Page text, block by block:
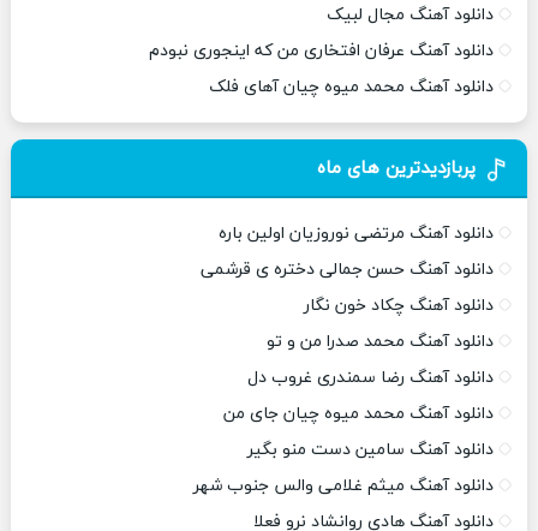
دانلود آهنگ مجال لبیک
دانلود آهنگ عرفان افتخاری من که اینجوری نبودم
دانلود آهنگ محمد میوه چیان آهای فلک
پربازدیدترین های ماه
دانلود آهنگ مرتضی نوروزیان اولین باره
دانلود آهنگ حسن جمالی دختره ی قرشمی
دانلود آهنگ چکاد خون نگار
دانلود آهنگ محمد صدرا من و تو
دانلود آهنگ رضا سمندری غروب دل
دانلود آهنگ محمد میوه چیان جای من
دانلود آهنگ سامین دست منو بگیر
دانلود آهنگ میثم غلامی والس جنوب شهر
دانلود آهنگ هادی روانشاد نرو فعلا